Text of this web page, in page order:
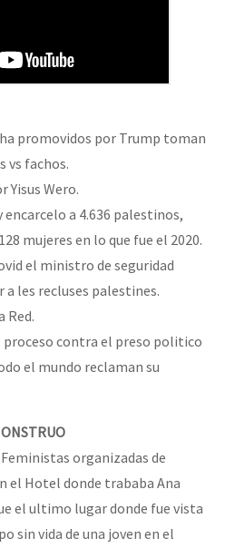
(Las poblaciones y
promovidos por Trump toman
vs fachos.
Yisus Wero.
encarcelo a 4.636 palestinos,
mujeres en lo que fue el 2020.
el ministro de seguridad
a les recluses palestines.
Red.
proceso contra el preso politico
el mundo reclaman su
Feministas organizadas de
el Hotel donde trababa Ana
el ultimo lugar donde fue vista
sin vida de una joven en el